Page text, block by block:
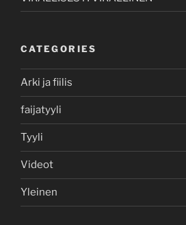
CATEGORIES
Arki ja fiilis
faijatyyli
Tyyli
Videot
Yleinen